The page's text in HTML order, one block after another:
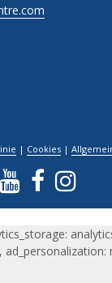
| Cookies |
ad_personalization: